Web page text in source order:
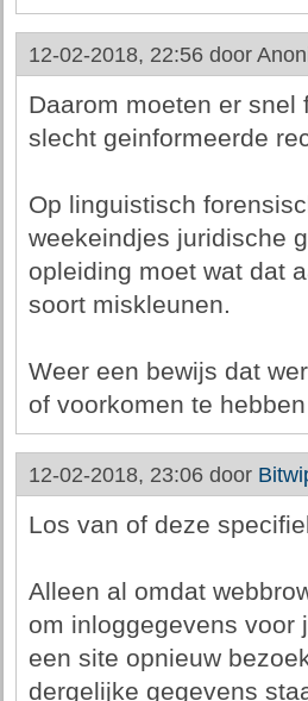
12-02-2018, 22:56 door
Daarom moeten er
slecht geinformeerde
Op linguistisch
weekeindjes juridische
opleiding moet wat dat
soort miskleunen.
Weer een bewijs dat
of voorkomen te
12-02-2018, 23:06 door
Los van of deze
Alleen al omdat
om inloggegevens voor
een site opnieuw
dergelijke gegevens